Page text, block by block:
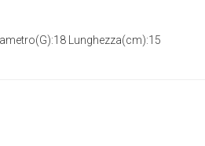
Lunghezza(cm):15